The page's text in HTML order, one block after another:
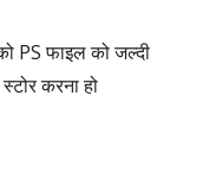
PS फाइल को जल्दी
करना हो